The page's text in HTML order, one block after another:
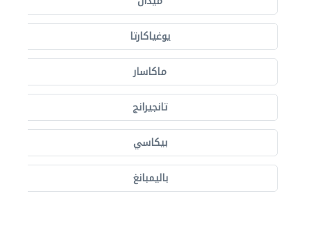
يوغياكارتا
ماكاسار
تانجيرانج
بيكاسي
باليمبانغ